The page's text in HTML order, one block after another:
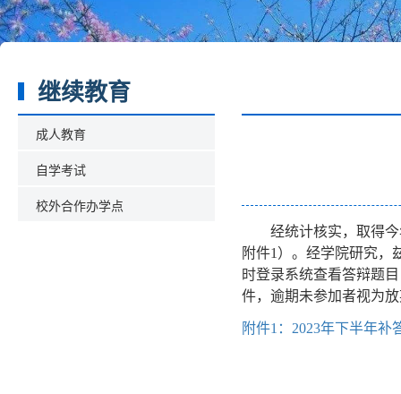
继续教育
成人教育
自学考试
校外合作办学点
经统计核实，取得
附件1）。经学院研究，
时登录系统查看答辩题
件，逾期未参加者视为
附件1：2023年下半年补